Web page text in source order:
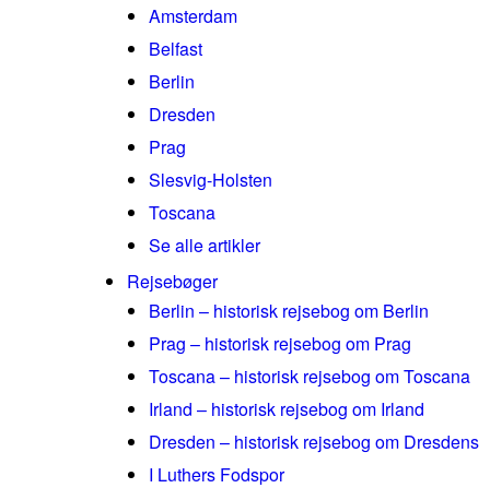
Amsterdam
Belfast
Berlin
Dresden
Prag
Slesvig-Holsten
Toscana
Se alle artikler
Rejsebøger
Berlin – historisk rejsebog om Berlin
Prag – historisk rejsebog om Prag
Toscana – historisk rejsebog om Toscana
Irland – historisk rejsebog om Irland
Dresden – historisk rejsebog om Dresdens
I Luthers Fodspor